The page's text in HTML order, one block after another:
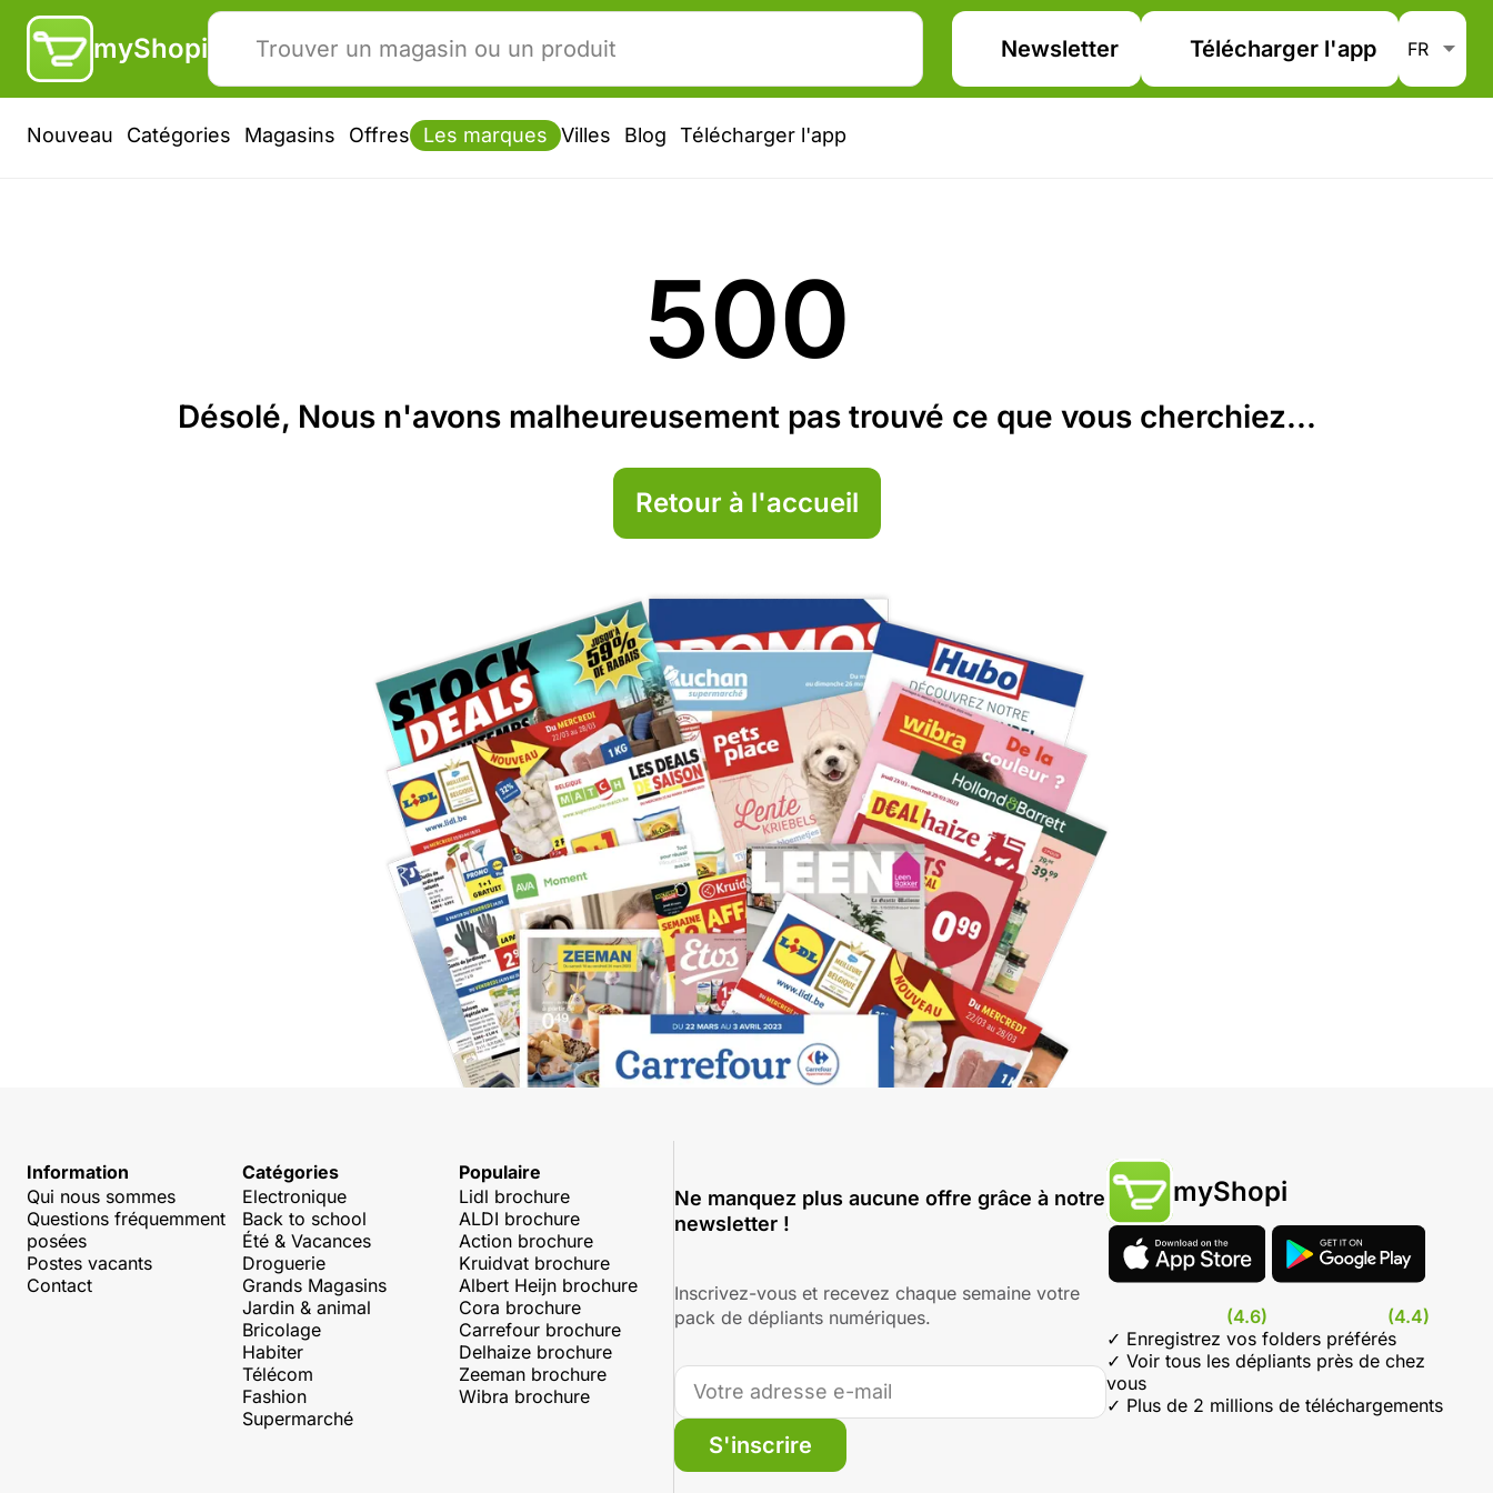
myShopi Newsletter Télécharger l'app
Nouveau Catégories Magasins Offres Les marques Villes Blog Télécharger l'app
500
Désolé, Nous n'avons malheureusement pas trouvé ce que vous cherchiez...
Retour à l'accueil
Information
Qui nous sommes
Questions fréquemment
posées
Postes vacants
Contact
Catégories
Electronique
Back to school
Été & Vacances
Droguerie
Grands Magasins
Jardin & animal
Bricolage
Habiter
Télécom
Fashion
Supermarché
Populaire
Lidl brochure
ALDI brochure
Action brochure
Kruidvat brochure
Albert Heijn brochure
Cora brochure
Carrefour brochure
Delhaize brochure
Zeeman brochure
Wibra brochure
Ne manquez plus aucune offre grâce à notre
newsletter !
Inscrivez-vous et recevez chaque semaine votre
pack de dépliants numériques.
S'inscrire
myShopi
(4.6)
(4.4)
✓ Enregistrez vos folders préférés
✓ Voir tous les dépliants près de chez
vous
✓ Plus de 2 millions de téléchargements